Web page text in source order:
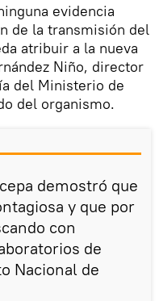
evidencia
de la transmisión del
atribuir a la nueva
Niño, director
del Ministerio de
del organismo.
demostró que
y que por
con
de
Nacional de